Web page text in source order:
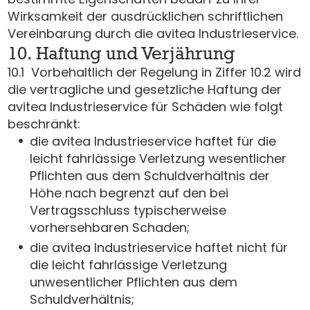
Wirksamkeit der ausdrücklichen schriftlichen
Vereinbarung durch die avitea Industrieservice.
10. Haftung und Verjährung
10.1 Vorbehaltlich der Regelung in Ziffer 10.2 wird
die vertragliche und gesetzliche Haftung der
avitea Industrieservice für Schäden wie folgt
beschränkt:
die avitea Industrieservice haftet für die
leicht fahrlässige Verletzung wesentlicher
Pflichten aus dem Schuldverhältnis der
Höhe nach begrenzt auf den bei
Vertragsschluss typischerweise
vorhersehbaren Schaden;
die avitea Industrieservice haftet nicht für
die leicht fahrlässige Verletzung
unwesentlicher Pflichten aus dem
Schuldverhältnis;